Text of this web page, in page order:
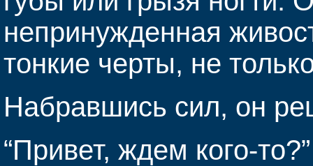
непринужденная
тонкие черты, не
Набравшись сил, он
“Привет, ждем кого-